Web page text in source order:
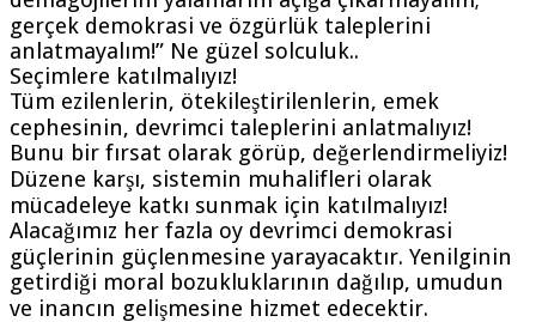
gerçek demokrasi ve özgürlük taleplerini
anlatmayalım!” Ne güzel solculuk..
Seçimlere katılmalıyız!
Tüm ezilenlerin, ötekileştirilenlerin, emek
cephesinin, devrimci taleplerini anlatmalıyız!
Bunu bir fırsat olarak görüp, değerlendirmeliyiz!
Düzene karşı, sistemin muhalifleri olarak
mücadeleye katkı sunmak için katılmalıyız!
Alacağımız her fazla oy devrimci demokrasi
güçlerinin güçlenmesine yarayacaktır. Yenilginin
getirdiği moral bozukluklarının dağılıp, umudun
ve inancın gelişmesine hizmet edecektir.